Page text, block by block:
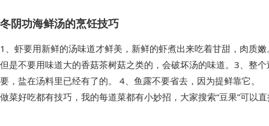
冬阴功海鲜汤的烹饪技巧
1、虾要用新鲜的汤味道才鲜美，新鲜的虾煮出来吃着甘甜，肉质
但是不要用味道大的香菇茶树菇之类的，会破坏汤的味道。3、整
要，盐在汤料里已经有了的。 4、鱼露不要省去，因为提鲜靠它。
做菜好吃都有技巧，我的每道菜都有小妙招，大家搜索“豆果”可以